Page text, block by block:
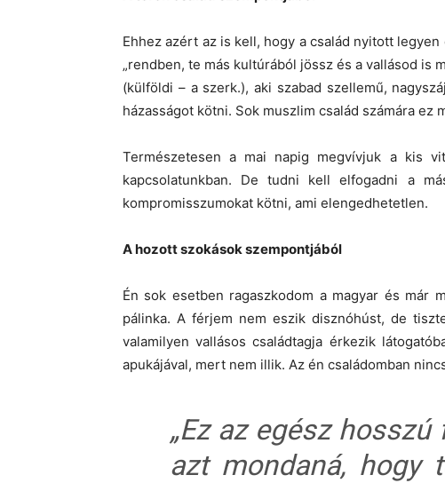
Ehhez azért az is kell, hogy a család nyitott
„rendben, te más kultúrából jössz és a vallásod is
(külföldi – a szerk.), aki szabad szellemű,
házasságot kötni. Sok muszlim család számára ez
Természetesen a mai napig megvívjuk a kis
kapcsolatunkban. De tudni kell elfogadni a
kompromisszumokat kötni, ami elengedhetetlen.
A hozott szokások szempontjából
Én sok esetben ragaszkodom a magyar és már
pálinka. A férjem nem eszik disznóhúst, de
valamilyen vallásos családtagja érkezik
apukájával, mert nem illik. Az én családomban
„Ez az egész
azt mondaná, hogy